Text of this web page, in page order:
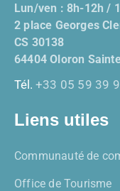
Lun/ven : 8h-12h /
2 place Georges
CS 30138
64404 Oloron
Tél. +33 05 59 39
Liens utiles
Communauté de
Office de Tourisme